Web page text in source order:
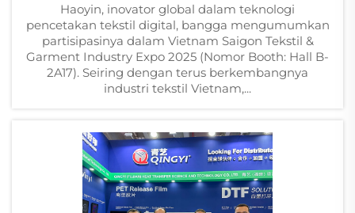
Haoyin, inovator global dalam teknologi
pencetakan tekstil digital, bangga mengumumkan
partisipasinya dalam Vietnam Saigon Tekstil &
Garment Industry Expo 2025 (Nomor Booth: Hall B-
2A17). Seiring dengan terus berkembangnya
industri tekstil Vietnam,...